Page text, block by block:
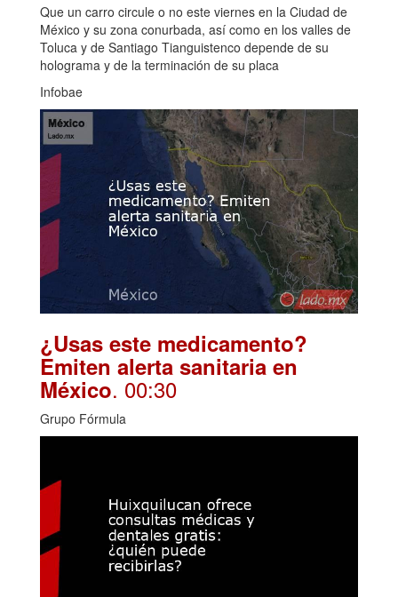
Que un carro circule o no este viernes en la Ciudad de
México y su zona conurbada, así como en los valles de
Toluca y de Santiago Tianguistenco depende de su
holograma y de la terminación de su placa
Infobae
¿Usas este medicamento?
Emiten alerta sanitaria en
México. 00:30
Grupo Fórmula